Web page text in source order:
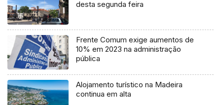
desta segunda feira
Frente Comum exige aumentos de
10% em 2023 na administração
pública
Alojamento turístico na Madeira
continua em alta